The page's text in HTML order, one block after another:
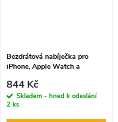
Bezdrátová nabíječka pro
iPhone, Apple Watch a
QI15W-A47 Wireless Charger
Black
844 Kč
Skladem - hned k odeslání
2 ks